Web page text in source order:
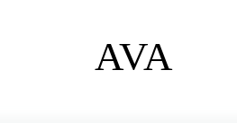
AVA